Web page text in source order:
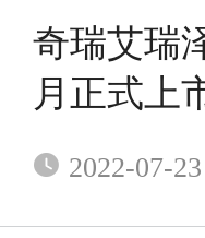
奇瑞艾瑞
月正式上
2022-07-23